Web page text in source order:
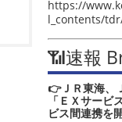
https://
l_contents/
📶速報
👉ＪＲ東海、
「ＥＸサービ
ビス間連携を